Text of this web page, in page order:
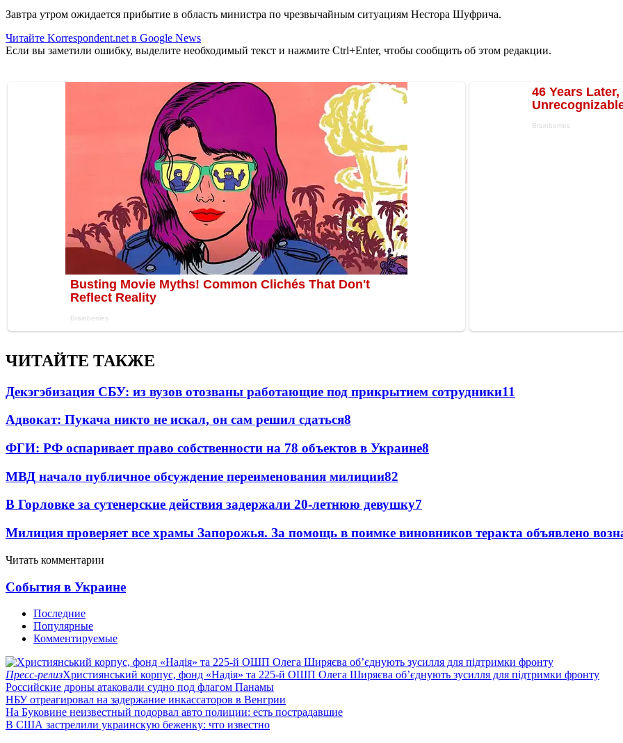
Завтра утром ожидается прибытие в область министра по чрезвычайным ситуациям Нестора Шуфрича.
Читайте Korrespondent.net в Google News
Если вы заметили ошибку, выделите необходимый текст и нажмите Ctrl+Enter, чтобы сообщить об этом редакции.
ЧИТАЙТЕ ТАКЖЕ
Декэгэбизация СБУ: из вузов отозваны работающие под прикрытием сотрудники11
Адвокат: Пукача никто не искал, он сам решил сдаться8
ФГИ: РФ оспаривает право собственности на 78 объектов в Украине8
МВД начало публичное обсуждение переименования милиции82
В Горловке за сутенерские действия задержали 20-летнюю девушку7
Милиция проверяет все храмы Запорожья. За помощь в поимке виновников теракта объявлено
Читать комментарии
События в Украине
Последние
Популярные
Комментируемые
Пресс-релизХристиянський корпус, фонд «Надія» та 225-й ОШП Олега Ширяєва об’єднують зусилля для підтримки фронту
Российские дроны атаковали судно под флагом Панамы
НБУ отреагировал на задержание инкассаторов в Венгрии
На Буковине неизвестный подорвал авто полиции: есть пострадавшие
В США застрелили украинскую беженку: что известно